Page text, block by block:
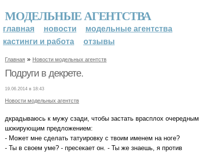
МОДЕЛЬНЫЕ АГЕНТСТВА
главная новости
модельные агентства
кастинги и работа
отзывы
Главная » Новости модельных агентств
Подруги в декрете.
19.06.2014 в 18:43
Новости модельных агентств
дкрадываюсь к мужу сзади, чтобы застать врасплох очередным
шокирующим предложением:
- Может мне сделать татуировку с твоим именем на ноге?
- Ты в своем уме? - пресекает он. - Ты же знаешь, я против